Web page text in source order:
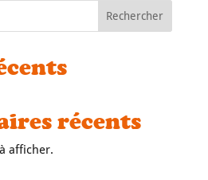
Rechercher
récents
afficher.